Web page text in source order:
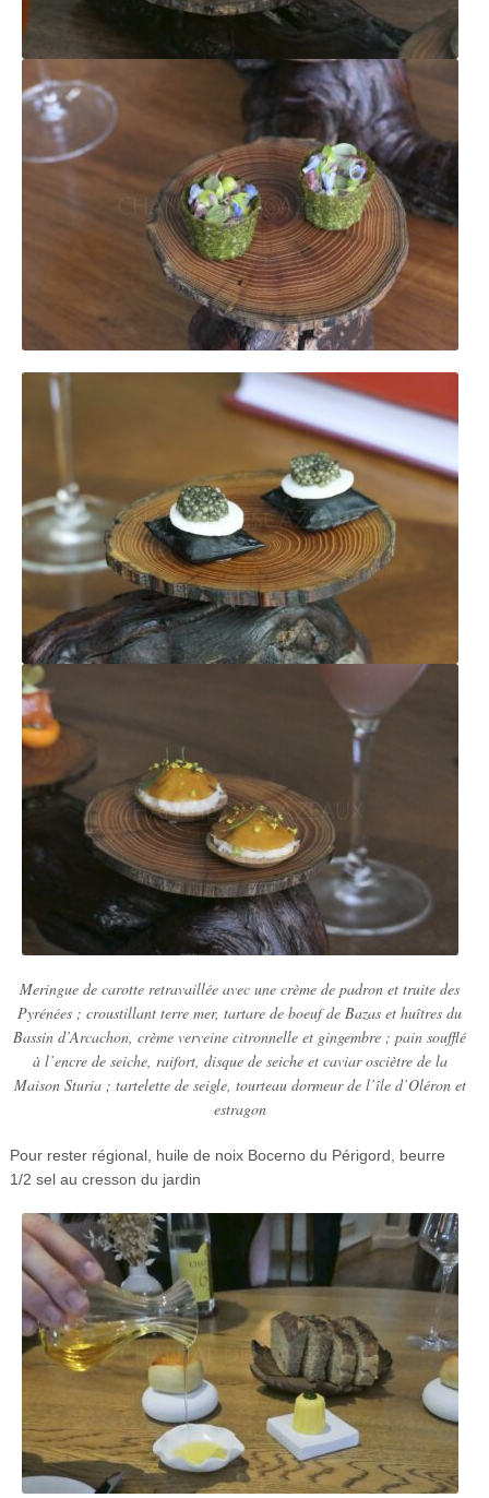
Meringue de carotte retravaillée avec une crème de padron et truite des
Pyrénées ; croustillant terre mer, tartare de boeuf de Bazas et huîtres du
Bassin d’Arcachon, crème verveine citronnelle et gingembre ; pain soufflé
à l’encre de seiche, raifort, disque de seiche et caviar osciètre de la
Maison Sturia ; tartelette de seigle, tourteau dormeur de l’île d’Oléron et
estragon
Pour rester régional, huile de noix Bocerno du Périgord, beurre
1/2 sel au cresson du jardin